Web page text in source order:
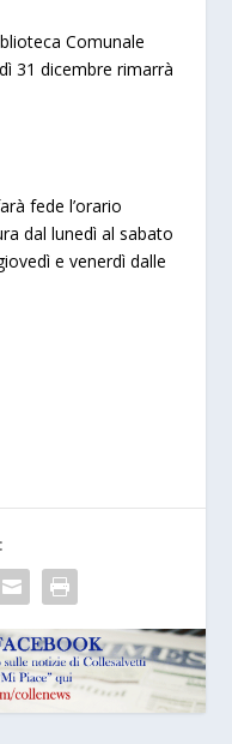
Comunale
31 dicembre rimarrà
fede l’orario
dal lunedì al sabato
e venerdì dalle